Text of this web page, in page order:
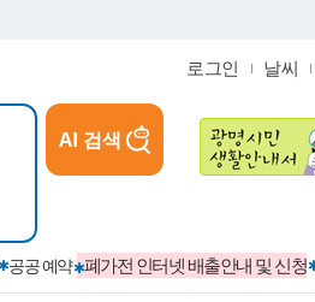
로그인 날씨
AI 검색
공공 예약 폐가전 인터넷 배출안내 및 신청
지역경제활성화/교육/일자리